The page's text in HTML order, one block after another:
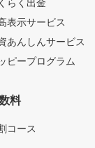
らく出金
表示サービス
あんしんサービス
ピープログラム
料
コース